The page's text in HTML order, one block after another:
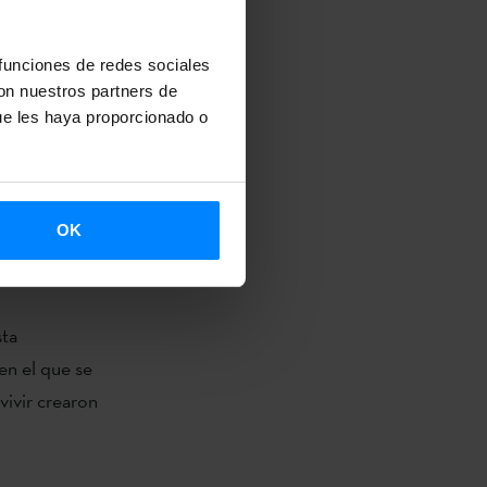
de redes sociales
nuestros partners de
les haya proporcionado o
OK
acabo un
el
el que se
crearon